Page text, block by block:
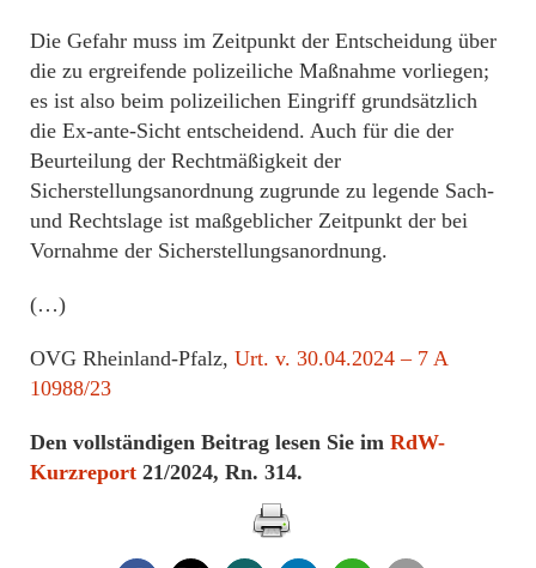
Die Gefahr muss im Zeitpunkt der Entscheidung über
die zu ergreifende polizeiliche Maßnahme vorliegen;
es ist also beim polizeilichen Eingriff grundsätzlich
die Ex-ante-Sicht entscheidend. Auch für die der
Beurteilung der Rechtmäßigkeit der
Sicherstellungsanordnung zugrunde zu legende Sach-
und Rechtslage ist maßgeblicher Zeitpunkt der bei
Vornahme der Sicherstellungsanordnung.
(…)
OVG Rheinland-Pfalz, Urt. v. 30.04.2024 – 7 A
10988/23
Den vollständigen Beitrag lesen Sie im RdW-
Kurzreport 21/2024, Rn. 314.